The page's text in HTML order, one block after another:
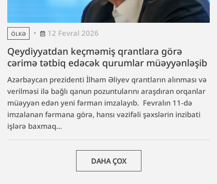
ÖLKƏ 12 Fevral 2026
Qeydiyyatdan keçməmiş qrantlara görə
cərimə tətbiq edəcək qurumlar müəyyənləşib
Azərbaycan prezidenti İlham Əliyev qrantların alınması və
verilməsi ilə bağlı qanun pozuntularını araşdıran orqanlar
müəyyən edən yeni fərman imzalayıb. Fevralın 11-də
imzalanan fərmana görə, hansı vəzifəli şəxslərin inzibati
işlərə baxmaq...
DAHA ÇOX